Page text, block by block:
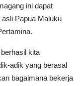
ini dapat
Papua Maluku
kita
adik yang berasal
bagaimana bekerja